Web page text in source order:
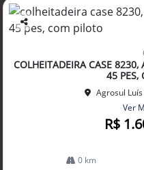
Co
arti
lhe
COLHEITADEIRA CASE
45 PES,
Agrosul
Ver
R$
0 km